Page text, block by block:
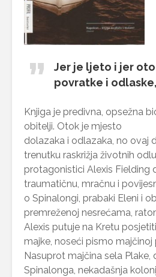
Jer je ljeto i jer
povratke i
Knjiga je predivna, opsežna
obitelji. Otok je mjesto
dolazaka i odlazaka, no ovaj
trenutku raskrižja životnih
protagonistici Alexis Fielding
traumatičnu, mračnu i
o Spinalongi, prabaki Eleni i
premreženoj nesrećama,
Alexis putuje na Kretu
majke, noseći pismo majčinoj
Nasuprot majčina sela Plake,
Spinalonga, nekadašnja